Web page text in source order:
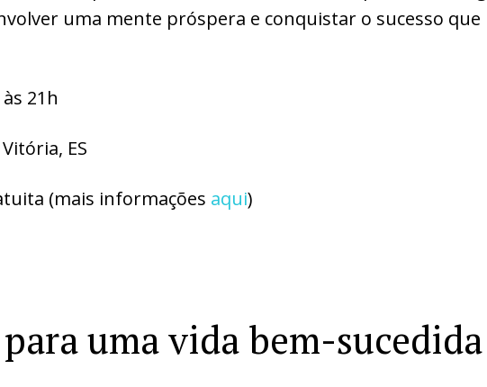
uma mente próspera e conquistar o sucesso que
21h
ES
(mais informações aqui)
uma vida bem-sucedida